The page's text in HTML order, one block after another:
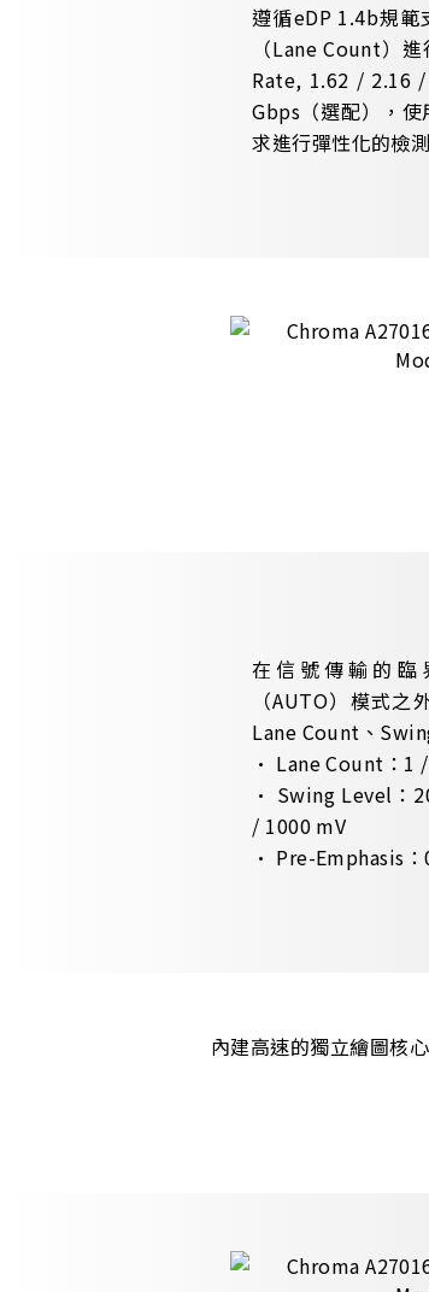
遵循eDP 1.4b規
（Lane Count）
Rate, 1.62 / 2.16
Gbps（選配），
求進行彈性化的檢
在信號傳輸的臨
（AUTO）模式
Lane Count、
• Lane Count：1
• Swing Level：
/ 1000 mV
• Pre-Emphasis
內建高速的獨立繪圖核